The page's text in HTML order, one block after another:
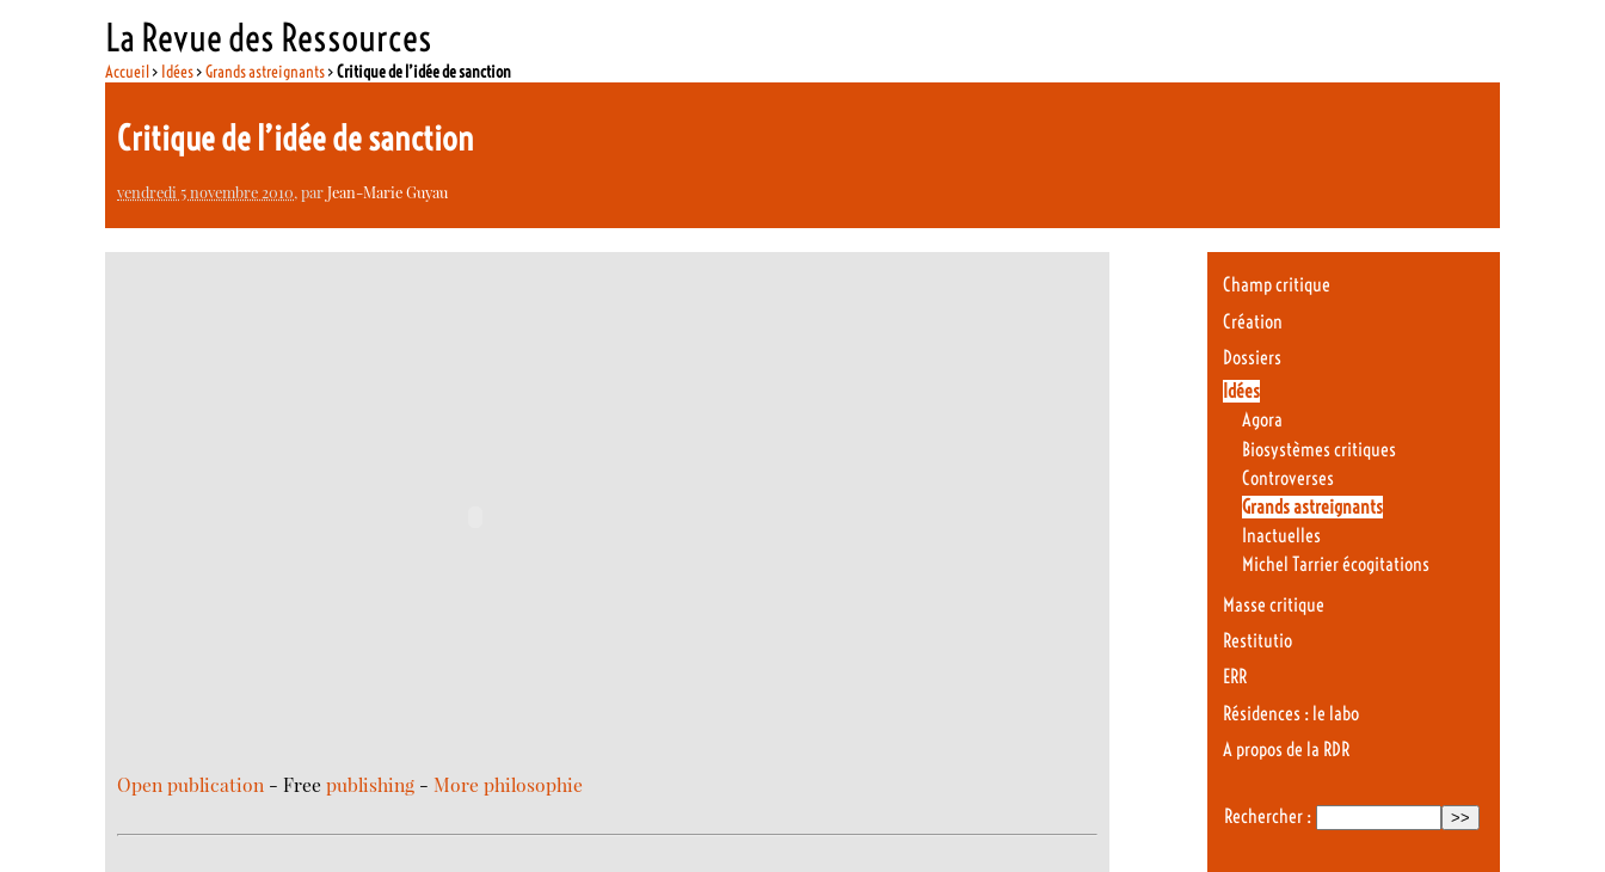
La Revue des Ressources
Accueil> Idées>Grands astreignants>Critique de l’idée de sanction
Critique de l’idée de sanction
vendredi 5 novembre 2010, parJean-Marie Guyau
Open publication - Freepublishing -More philosophie
Champ critique
Création
Dossiers
Idées
Agora
Biosystèmes critiques
Controverses
Grands astreignants
Inactuelles
Michel Tarrier écogitations
Masse critique
Restitutio
ERR
Résidences : le labo
A propos de la RDR
Rechercher :